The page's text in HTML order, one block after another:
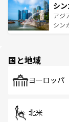
参照
激す
が待
た文
み、
てお
うな
シ
アジ
シン
で、
国と地域
ヨーロッパ
北米